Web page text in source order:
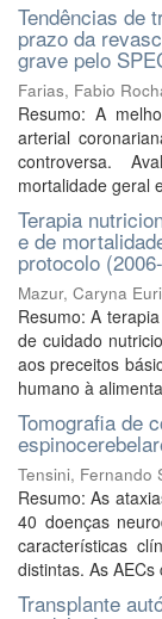
Tendências de
prazo da
grave pelo
Farias, Fabio
Resumo: A
arterial
controversa.
mortalidade geral
Terapia
e de
protocolo
Mazur, Caryna
Resumo: A
de cuidado
aos preceitos
humano à
Tomografia de
Tensini, Fernando
Resumo: As
40 doenças
características
distintas. As
Transplante